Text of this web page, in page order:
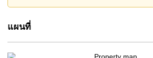
บริษัท โดยมี ค่าโอนคนละครึ่ง
ค้นพบโอกาสในการทำให้ที่อยู่อาศัยนี้เ
คุณ!
แผนที่